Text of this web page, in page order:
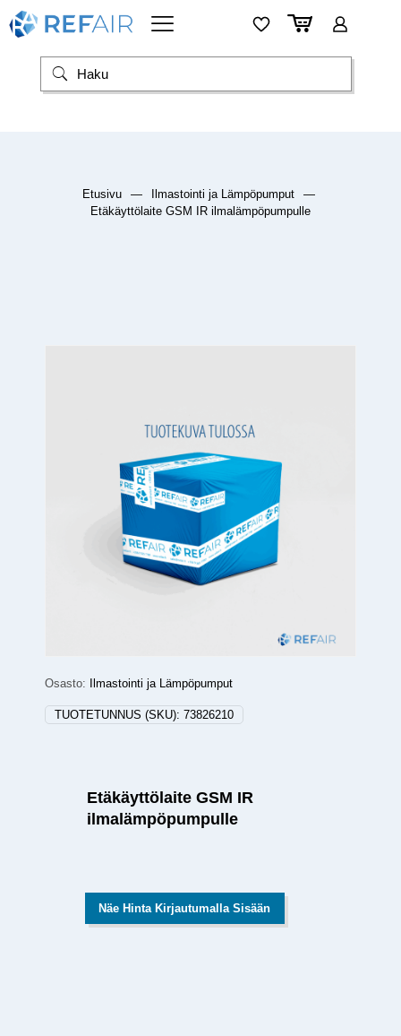
Etusivu — Ilmastointi ja Lämpöpumput
—
Etäkäyttölaite GSM IR ilmalämpöpumpulle
Osasto: Ilmastointi ja Lämpöpumput
TUOTETUNNUS (SKU): 73826210
Etäkäyttölaite GSM IR
ilmalämpöpumpulle
Näe Hinta Kirjautumalla Sisään